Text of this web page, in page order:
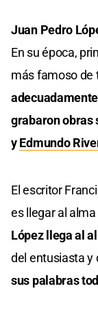
Juan Pedro
En su época,
más famoso de
grabaron obras
yEdmundo
El escritor
es llegar al
López llega al
del entusiasta y
sus palabras